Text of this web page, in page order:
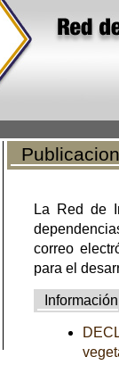
La Red de
correo
para el
Información